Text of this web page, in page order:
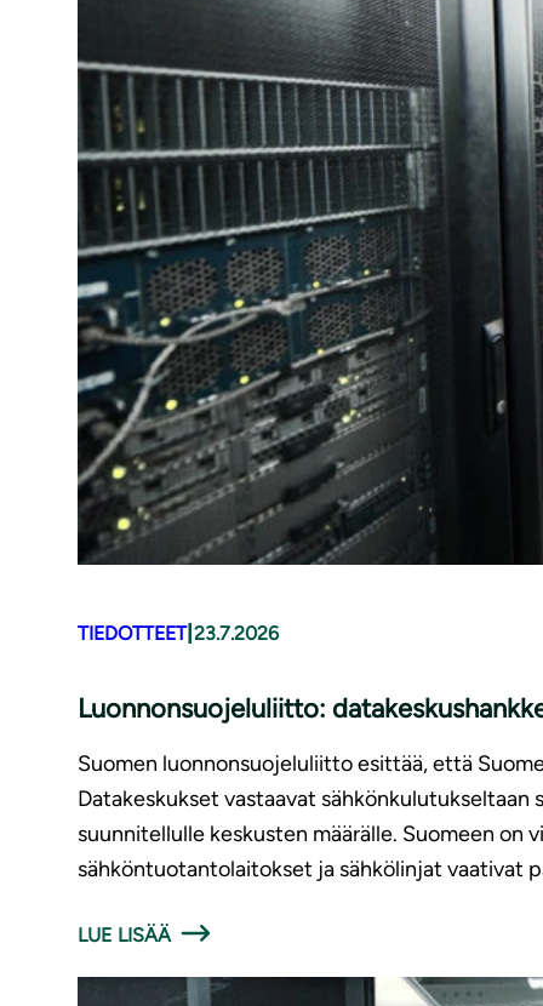
TIEDOTTEET| 23.7.2026
Luonnonsuojeluliitto:
Suomen luonnonsuojeluliitto esittää, että
Datakeskukset vastaavat
suunnitellulle keskusten määrälle. Suomeen on
sähköntuotantolaitokset ja sähkölinjat vaativat
LUE LISÄÄ